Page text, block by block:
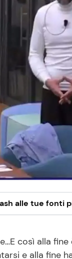
alle tue fonti
così alla
e alla fine